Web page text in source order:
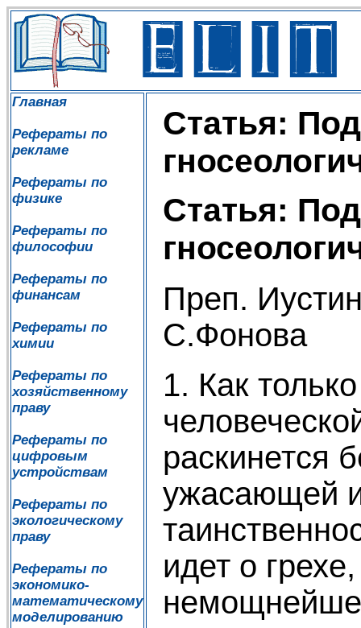
Главная
Рефераты по
рекламе
Рефераты по
физике
Рефераты по
философии
Рефераты по
финансам
Рефераты по
химии
Рефераты по
хозяйственному
праву
Рефераты по
цифровым
устройствам
Рефераты по
экологическому
праву
Рефераты по
экономико-
математическому
моделированию
Статья:
Статья:
Преп.
С.Фонова
1. Как
раскинется
ужасающей
идет о